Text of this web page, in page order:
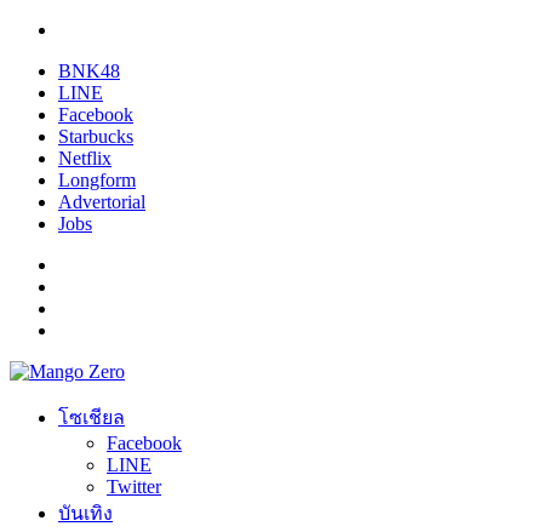
BNK48
LINE
Facebook
Starbucks
Netflix
Longform
Advertorial
Jobs
โซเชียล
Facebook
LINE
Twitter
บันเทิง